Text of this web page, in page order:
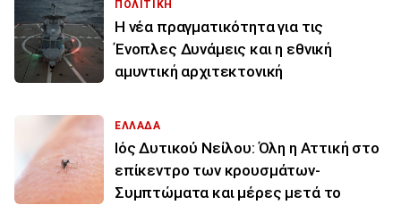
ΠΟΛΙΤΙΚΗ
Η νέα πραγματικότητα για τις
Ένοπλες Δυνάμεις και η εθνική
αμυντική αρχιτεκτονική
ΕΛΛΑΔΑ
Ιός Δυτικού Νείλου: Όλη η Αττική στο
επίκεντρο των κρουσμάτων-
Συμπτώματα και μέρες μετά το